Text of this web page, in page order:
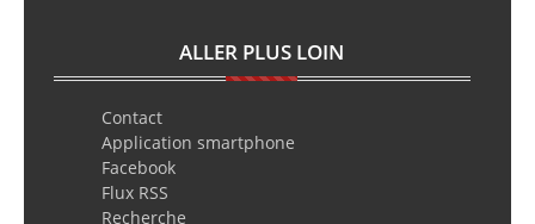
ALLER PLUS LOIN
Contact
Application smartphone
Facebook
Flux RSS
Recherche